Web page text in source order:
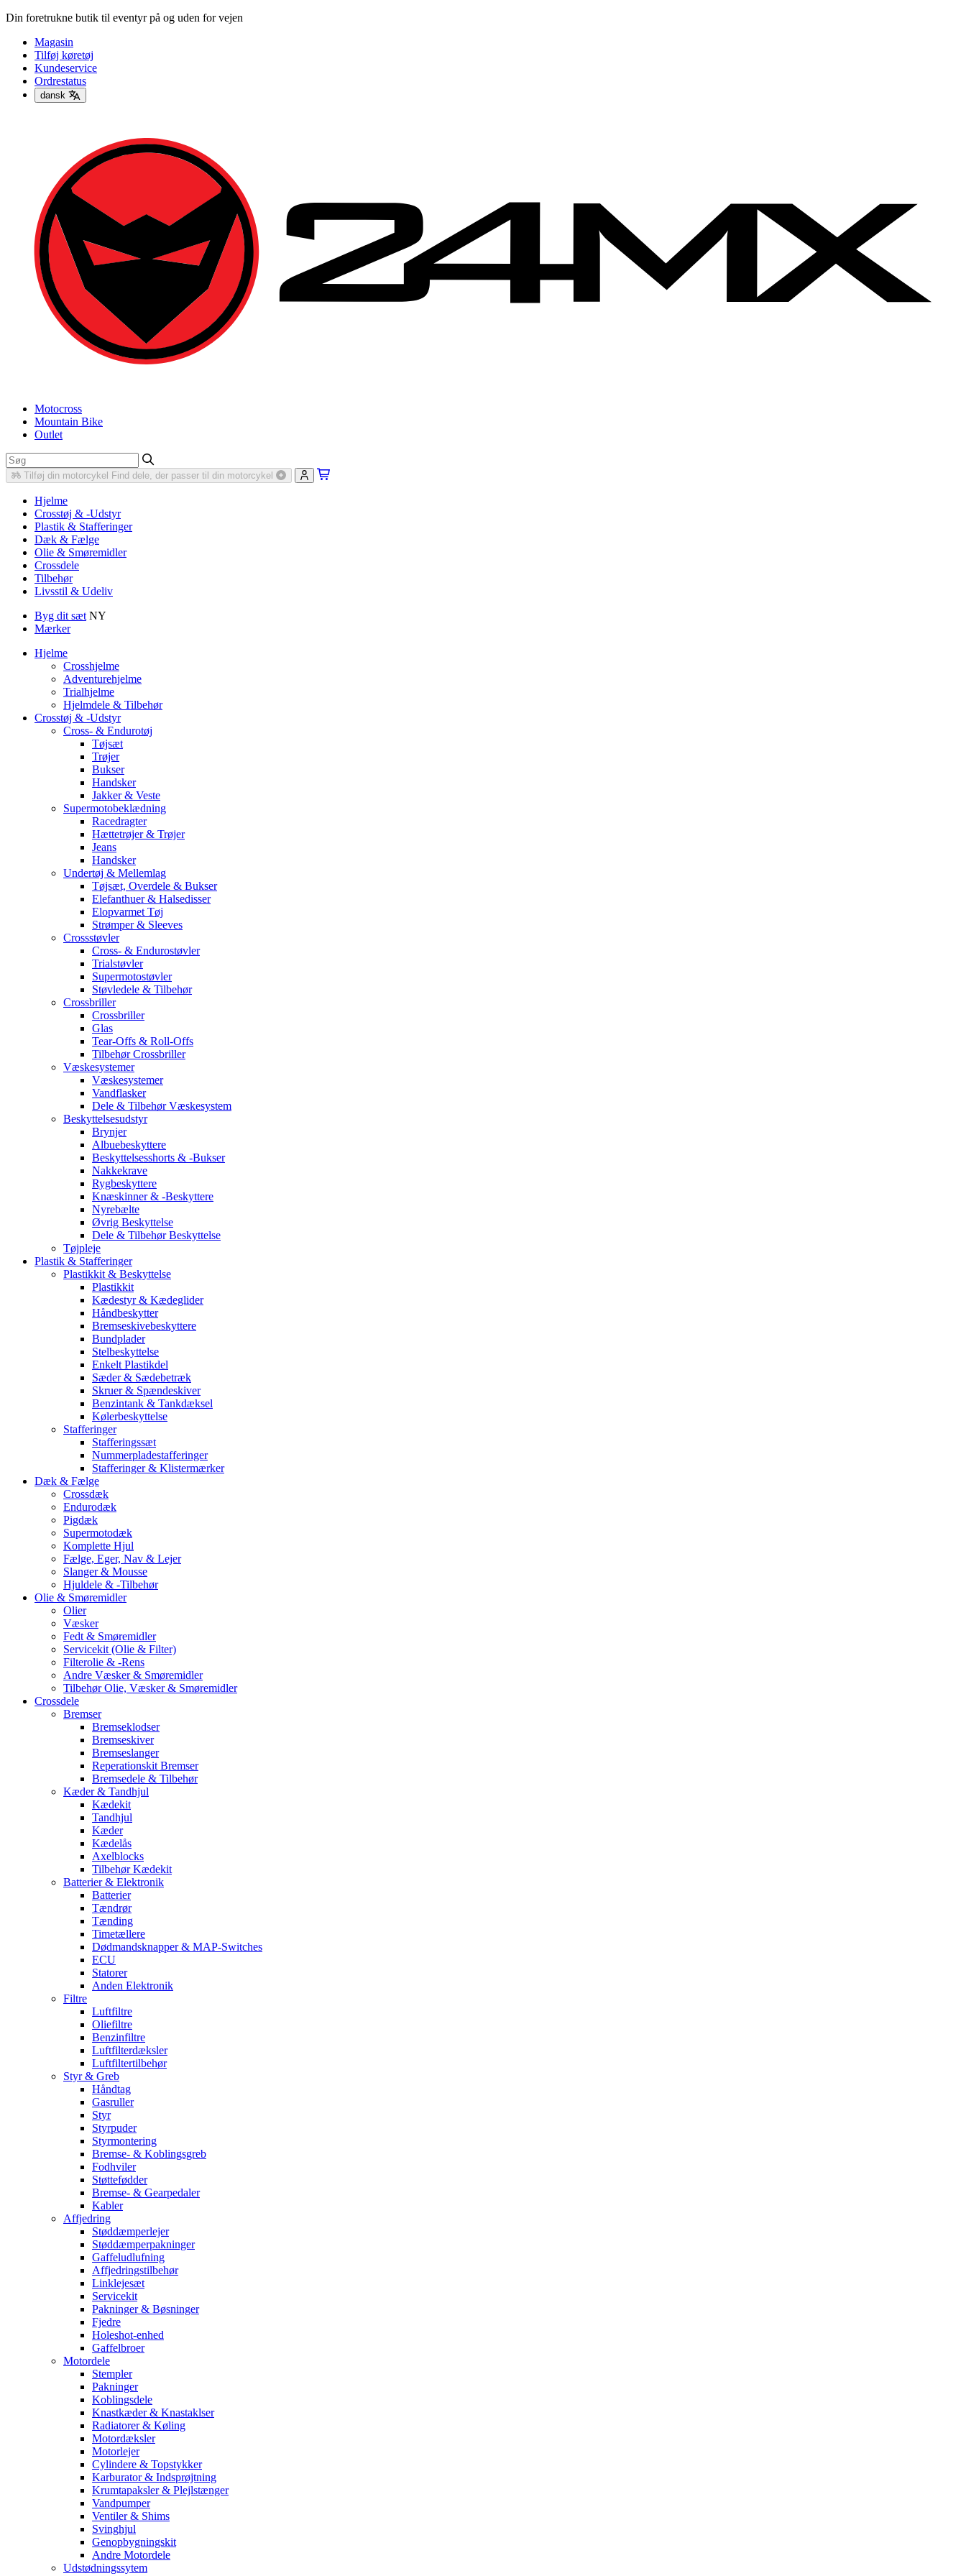
Din foretrukne butik til eventyr på og uden for vejen
Magasin
Tilføj køretøj
Kundeservice
Ordrestatus
dansk
Motocross
Mountain Bike
Outlet
Tilføj din motorcykel Find dele, der passer til din motorcykel
Hjelme
Crosstøj & -Udstyr
Plastik & Stafferinger
Dæk & Fælge
Olie & Smøremidler
Crossdele
Tilbehør
Livsstil & Udeliv
Byg dit sæt NY
Mærker
Hjelme
Crosshjelme
Adventurehjelme
Trialhjelme
Hjelmdele & Tilbehør
Crosstøj & -Udstyr
Cross- & Endurotøj
Tøjsæt
Trøjer
Bukser
Handsker
Jakker & Veste
Supermotobeklædning
Racedragter
Hættetrøjer & Trøjer
Jeans
Handsker
Undertøj & Mellemlag
Tøjsæt, Overdele & Bukser
Elefanthuer & Halsedisser
Elopvarmet Tøj
Strømper & Sleeves
Crossstøvler
Cross- & Endurostøvler
Trialstøvler
Supermotostøvler
Støvledele & Tilbehør
Crossbriller
Crossbriller
Glas
Tear-Offs & Roll-Offs
Tilbehør Crossbriller
Væskesystemer
Væskesystemer
Vandflasker
Dele & Tilbehør Væskesystem
Beskyttelsesudstyr
Brynjer
Albuebeskyttere
Beskyttelsesshorts & -Bukser
Nakkekrave
Rygbeskyttere
Knæskinner & -Beskyttere
Nyrebælte
Øvrig Beskyttelse
Dele & Tilbehør Beskyttelse
Tøjpleje
Plastik & Stafferinger
Plastikkit & Beskyttelse
Plastikkit
Kædestyr & Kædeglider
Håndbeskytter
Bremseskivebeskyttere
Bundplader
Stelbeskyttelse
Enkelt Plastikdel
Sæder & Sædebetræk
Skruer & Spændeskiver
Benzintank & Tankdæksel
Kølerbeskyttelse
Stafferinger
Stafferingssæt
Nummerpladestafferinger
Stafferinger & Klistermærker
Dæk & Fælge
Crossdæk
Endurodæk
Pigdæk
Supermotodæk
Komplette Hjul
Fælge, Eger, Nav & Lejer
Slanger & Mousse
Hjuldele & -Tilbehør
Olie & Smøremidler
Olier
Væsker
Fedt & Smøremidler
Servicekit (Olie & Filter)
Filterolie & -Rens
Andre Væsker & Smøremidler
Tilbehør Olie, Væsker & Smøremidler
Crossdele
Bremser
Bremseklodser
Bremseskiver
Bremseslanger
Reperationskit Bremser
Bremsedele & Tilbehør
Kæder & Tandhjul
Kædekit
Tandhjul
Kæder
Kædelås
Axelblocks
Tilbehør Kædekit
Batterier & Elektronik
Batterier
Tændrør
Tænding
Timetællere
Dødmandsknapper & MAP-Switches
ECU
Statorer
Anden Elektronik
Filtre
Luftfiltre
Oliefiltre
Benzinfiltre
Luftfilterdæksler
Luftfiltertilbehør
Styr & Greb
Håndtag
Gasruller
Styr
Styrpuder
Styrmontering
Bremse- & Koblingsgreb
Fodhviler
Støttefødder
Bremse- & Gearpedaler
Kabler
Affjedring
Støddæmperlejer
Støddæmperpakninger
Gaffeludlufning
Affjedringstilbehør
Linklejesæt
Servicekit
Pakninger & Bøsninger
Fjedre
Holeshot-enhed
Gaffelbroer
Motordele
Stempler
Pakninger
Koblingsdele
Knastkæder & Knastaklser
Radiatorer & Køling
Motordæksler
Motorlejer
Cylindere & Topstykker
Karburator & Indsprøjtning
Krumtapaksler & Plejlstænger
Vandpumper
Ventiler & Shims
Svinghjul
Genopbygningskit
Andre Motordele
Udstødningssytem